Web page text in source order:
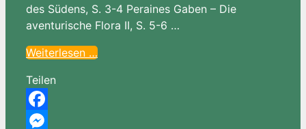
des Südens, S. 3-4 Peraines Gaben – Die
aventurische Flora II, S. 5-6 …
Weiterlesen …
Teilen
Facebook